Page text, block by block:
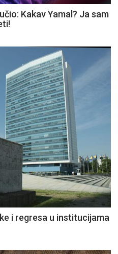
Kakav Yamal? Ja sam
i regresa u institucijama